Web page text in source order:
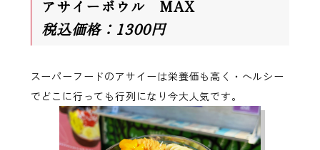
アサイーボウル MAX
税込価格：1300円
スーパーフードのアサイーは栄養価も高く・ヘルシー
でどこに行っても行列になり今大人気です。